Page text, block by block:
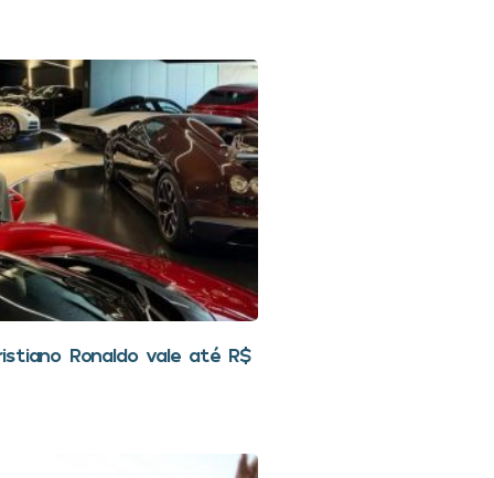
Ronaldo vale até R$